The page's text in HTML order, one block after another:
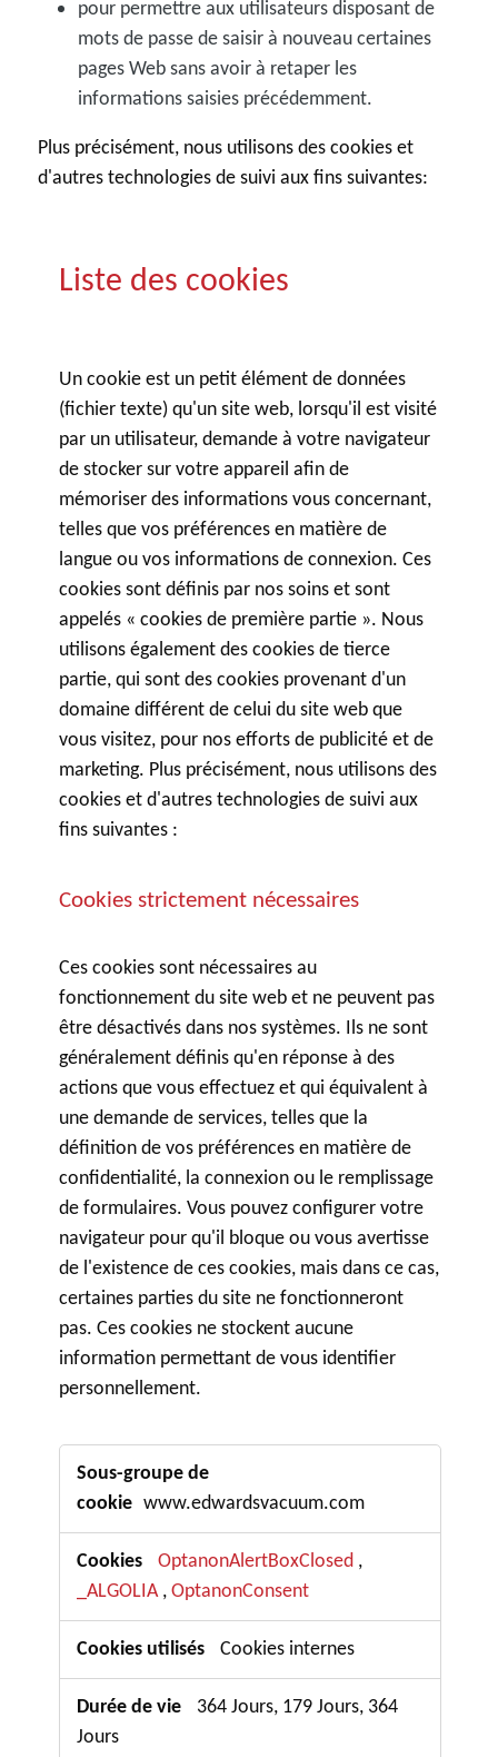
pour permettre aux utilisateurs disposant de
mots de passe de saisir à nouveau certaines
pages Web sans avoir à retaper les
informations saisies précédemment.
Plus précisément, nous utilisons des cookies et
d'autres technologies de suivi aux fins suivantes:
Liste des cookies
Un cookie est un petit élément de données
(fichier texte) qu'un site web, lorsqu'il est visité
par un utilisateur, demande à votre navigateur
de stocker sur votre appareil afin de
mémoriser des informations vous concernant,
telles que vos préférences en matière de
langue ou vos informations de connexion. Ces
cookies sont définis par nos soins et sont
appelés « cookies de première partie ». Nous
utilisons également des cookies de tierce
partie, qui sont des cookies provenant d'un
domaine différent de celui du site web que
vous visitez, pour nos efforts de publicité et de
marketing. Plus précisément, nous utilisons des
cookies et d'autres technologies de suivi aux
fins suivantes :
Cookies strictement nécessaires
Ces cookies sont nécessaires au
fonctionnement du site web et ne peuvent pas
être désactivés dans nos systèmes. Ils ne sont
généralement définis qu'en réponse à des
actions que vous effectuez et qui équivalent à
une demande de services, telles que la
définition de vos préférences en matière de
confidentialité, la connexion ou le remplissage
de formulaires. Vous pouvez configurer votre
navigateur pour qu'il bloque ou vous avertisse
de l'existence de ces cookies, mais dans ce cas,
certaines parties du site ne fonctionneront
pas. Ces cookies ne stockent aucune
information permettant de vous identifier
personnellement.
strictement
nécessaireswww.edwardsvacuum.com
OptanonAlertBoxClosed ,
_ALGOLIA , OptanonConsent
Cookies internes
364 Jours, 179 Jours, 364
Jours